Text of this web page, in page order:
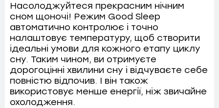
Насолоджуйтеся прекрасним нічним
сном щоночі! Режим Good Sleep
автоматично контролює і точно
налаштовує температуру, щоб створити
ідеальні умови для кожного етапу циклу
сну. Таким чином, ви отримуєте
дорогоцінні хвилини сну і відчуваєте себе
повністю відпочив. І він також
використовує менше енергії, ніж звичайне
охолодження.